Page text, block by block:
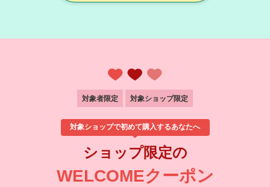
対象者限定 対象ショップ限定
対象ショップで初めて購入するあなたへ
ショップ限定の
WELCOMEクーポン